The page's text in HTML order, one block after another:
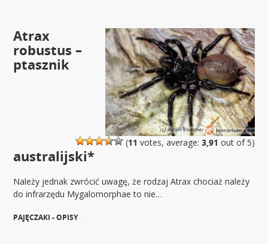
(11 votes, average: 3,91 out of 5)
Atrax
robustus –
ptasznik
australijski*
Należy jednak zwrócić uwagę, że rodzaj Atrax chociaż należy
do infrarzędu Mygalomorphae to nie…
PAJĘCZAKI - OPISY